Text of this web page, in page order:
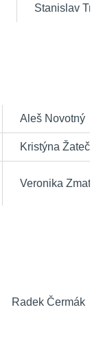
Stanislav
Aleš Novotný
Kristýna
Veronika
Radek